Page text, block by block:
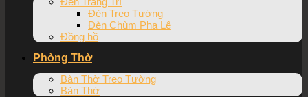
Đèn Treo Tường
Đèn Chùm Pha Lê
Đồng hồ
Phòng Thờ
Bàn Thờ Treo Tường
Bàn Thờ